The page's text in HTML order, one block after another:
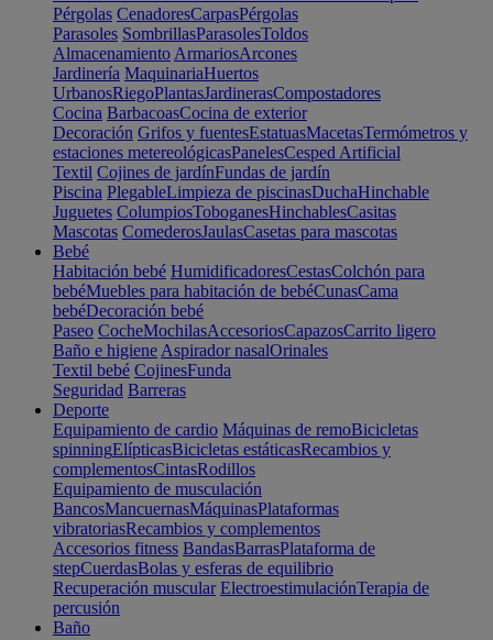
Pérgolas CenadoresCarpasPérgolas
Parasoles SombrillasParasolesToldos
Almacenamiento ArmariosArcones
Jardinería MaquinariaHuertos
UrbanosRiegoPlantasJardinerasCompostadores
Cocina BarbacoasCocina de exterior
Decoración Grifos y fuentesEstatuasMacetasTermómetros y
estaciones metereológicasPanelesCesped Artificial
Textil Cojines de jardínFundas de jardín
Piscina PlegableLimpieza de piscinasDuchaHinchable
Juguetes ColumpiosToboganesHinchablesCasitas
Mascotas ComederosJaulasCasetas para mascotas
Bebé
Habitación bebé HumidificadoresCestasColchón para
bebéMuebles para habitación de bebéCunasCama
bebéDecoración bebé
Paseo CocheMochilasAccesoriosCapazosCarrito ligero
Baño e higiene Aspirador nasalOrinales
Textil bebé CojinesFunda
Seguridad Barreras
Deporte
Equipamiento de cardio Máquinas de remoBicicletas
spinningElípticasBicicletas estáticasRecambios y
complementosCintasRodillos
Equipamiento de musculación
BancosMancuernasMáquinasPlataformas
vibratoriasRecambios y complementos
Accesorios fitness BandasBarrasPlataforma de
stepCuerdasBolas y esferas de equilibrio
Recuperación muscular ElectroestimulaciónTerapia de
percusión
Baño